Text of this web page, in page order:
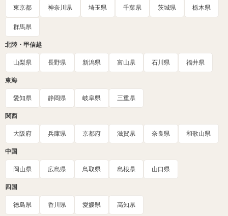
東京都 神奈川県 埼玉県 千葉県 茨城県 栃木県
群馬県
北陸・甲信越
山梨県 長野県 新潟県 富山県 石川県 福井県
東海
愛知県 静岡県 岐阜県 三重県
関西
大阪府 兵庫県 京都府 滋賀県 奈良県 和歌山県
中国
岡山県 広島県 鳥取県 島根県 山口県
四国
徳島県 香川県 愛媛県 高知県